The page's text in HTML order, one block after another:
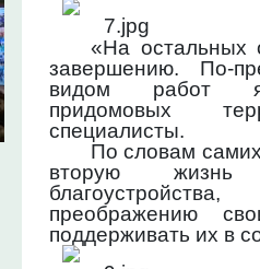
«На остальных
завершению. По-
видом работ
придомовых
специалисты.
По словам
вторую жизнь
преображению
поддерживать их в